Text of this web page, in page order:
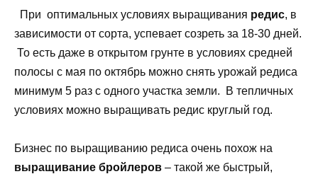
При оптимальных условиях выращивания редис, в
зависимости от сорта, успевает созреть за 18-30 дней.
То есть даже в открытом грунте в условиях средней
полосы с мая по октябрь можно снять урожай редиса
минимум 5 раз с одного участка земли. В тепличных
условиях можно выращивать редис круглый год.
Бизнес по выращиванию редиса очень похож на
выращивание бройлеров – такой же быстрый,